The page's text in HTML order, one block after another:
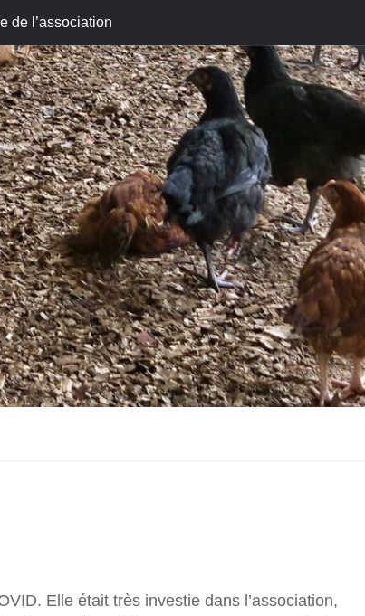
de l’association
Elle était très investie dans l’association,